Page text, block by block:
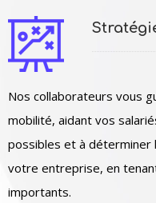
Nos collaborateurs vous
mobilité, aidant vos
possibles et à déterminer
votre entreprise, en
importants.